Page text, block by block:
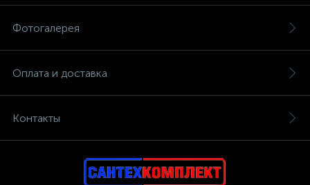
Фотогалерея
Оплата и доставка
Контакты